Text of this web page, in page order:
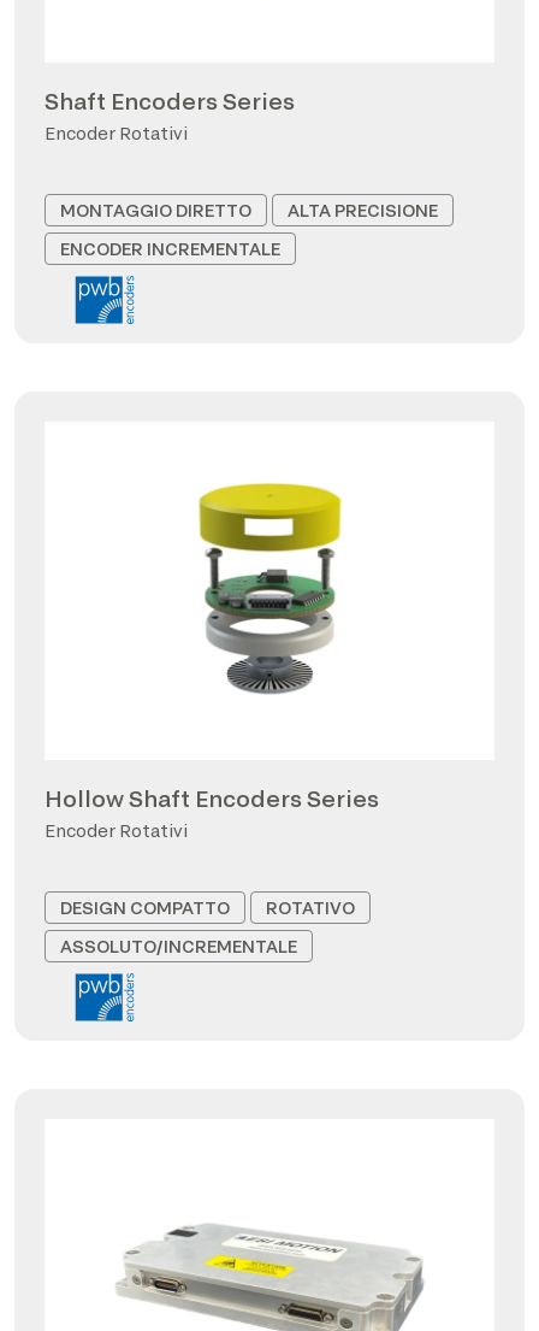
Shaft Encoders Series
Encoder Rotativi
MONTAGGIO DIRETTO
ALTA PRECISIONE
ENCODER INCREMENTALE
Hollow Shaft Encoders Series
Encoder Rotativi
DESIGN COMPATTO
ROTATIVO
ASSOLUTO/INCREMENTALE